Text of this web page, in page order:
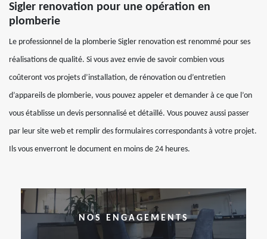
Sigler renovation pour une opération en
plomberie
Le professionnel de la plomberie Sigler renovation est renommé pour ses
réalisations de qualité. Si vous avez envie de savoir combien vous
coûteront vos projets d’installation, de rénovation ou d’entretien
d’appareils de plomberie, vous pouvez appeler et demander à ce que l’on
vous établisse un devis personnalisé et détaillé. Vous pouvez aussi passer
par leur site web et remplir des formulaires correspondants à votre projet.
Ils vous enverront le document en moins de 24 heures.
NOS ENGAGEMENTS